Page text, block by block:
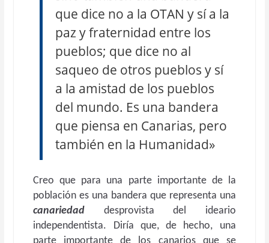
que dice no a la OTAN y sí a la
paz y fraternidad entre los
pueblos; que dice no al
saqueo de otros pueblos y sí
a la amistad de los pueblos
del mundo. Es una bandera
que piensa en Canarias, pero
también en la Humanidad»
Creo que para una parte importante de la
población es una bandera que representa una
canariedad desprovista del ideario
independentista. Diría que, de hecho, una